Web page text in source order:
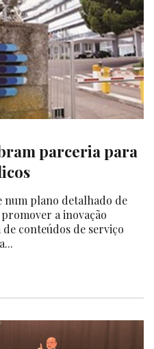
parceria para
num plano detalhado de
a inovação
conteúdos de serviço